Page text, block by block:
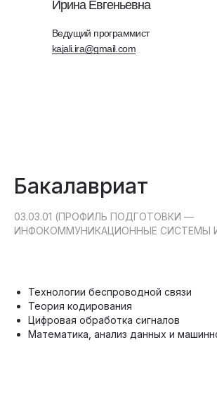
Ирина Евгеньевна
Ведущий программист
kajali.ira@gmail.com
Бакалавриат
03.03.01 (ПPOФИЛЬ ПОДГОТОВКИ —
ИНФОКОММУНИКАЦИОННЫЕ СИСТЕМЫ
Технологии беспроводной связи
Теория кодирования
Цифровая обработка сигналов
Математика, анализ данных и